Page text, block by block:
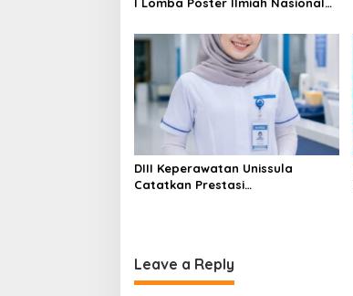
DIII Keperawatan Unissula
Catatkan Prestasi
Leave a Reply